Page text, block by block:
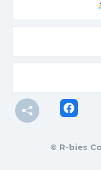
© R-bies